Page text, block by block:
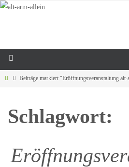
Beiträge markiert "Eröffnungsveranstaltung alt-
Schlagwort: